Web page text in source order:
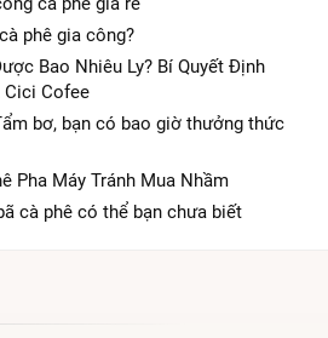
phê gia công?
Bao Nhiêu Ly? Bí Quyết Định
Cici Cofee
bơ, bạn có bao giờ thưởng thức
Pha Máy Tránh Mua Nhầm
cà phê có thể bạn chưa biết